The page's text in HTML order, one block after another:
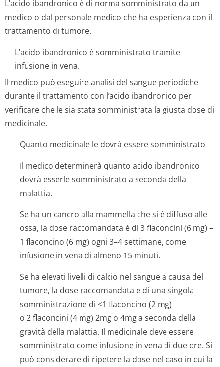
L’acido ibandronico è di norma somministrato da un
medico o dal personale medico che ha esperienza con il
trattamento di tumore.
L’acido ibandronico è somministrato tramite
infusione in vena.
Il medico può eseguire analisi del sangue periodiche
durante il trattamento con l’acido ibandronico per
verificare che le sia stata somministrata la giusta dose di
medicinale.
Quanto medicinale le dovrà essere somministrato
Il medico determinerà quanto acido ibandronico
dovrà esserle somministrato a seconda della
malattia.
Se ha un cancro alla mammella che si è diffuso alle
ossa, la dose raccomandata è di 3 flaconcini (6 mg) –
1 flaconcino (6 mg) ogni 3–4 settimane, come
infusione in vena di almeno 15 minuti.
Se ha elevati livelli di calcio nel sangue a causa del
tumore, la dose raccomandata è di una singola
somministrazione di <1 flaconcino (2 mg)
o 2 flaconcini (4 mg) 2mg o 4mg a seconda della
gravità della malattia. Il medicinale deve essere
somministrato come infusione in vena di due ore. Si
può considerare di ripetere la dose nel caso in cui la